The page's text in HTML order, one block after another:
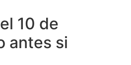
10 de
antes si